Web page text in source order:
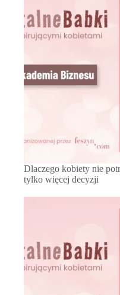
Dlaczego kobiety nie
tylko więcej decyzji